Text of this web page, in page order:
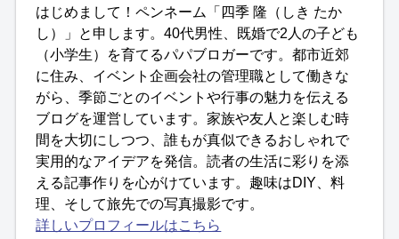
はじめまして！ペンネーム「四季 隆（しき たか
し）」と申します。40代男性、既婚で2人の子ども
（小学生）を育てるパパブロガーです。都市近郊
に住み、イベント企画会社の管理職として働きな
がら、季節ごとのイベントや行事の魅力を伝える
ブログを運営しています。家族や友人と楽しむ時
間を大切にしつつ、誰もが真似できるおしゃれで
実用的なアイデアを発信。読者の生活に彩りを添
える記事作りを心がけています。趣味はDIY、料
理、そして旅先での写真撮影です。
詳しいプロフィールはこちら